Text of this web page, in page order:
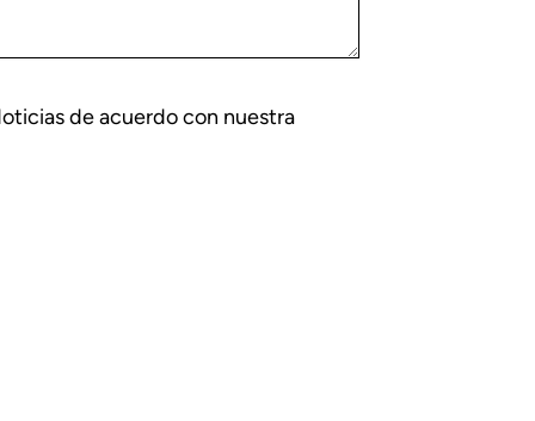
de acuerdo con nuestra